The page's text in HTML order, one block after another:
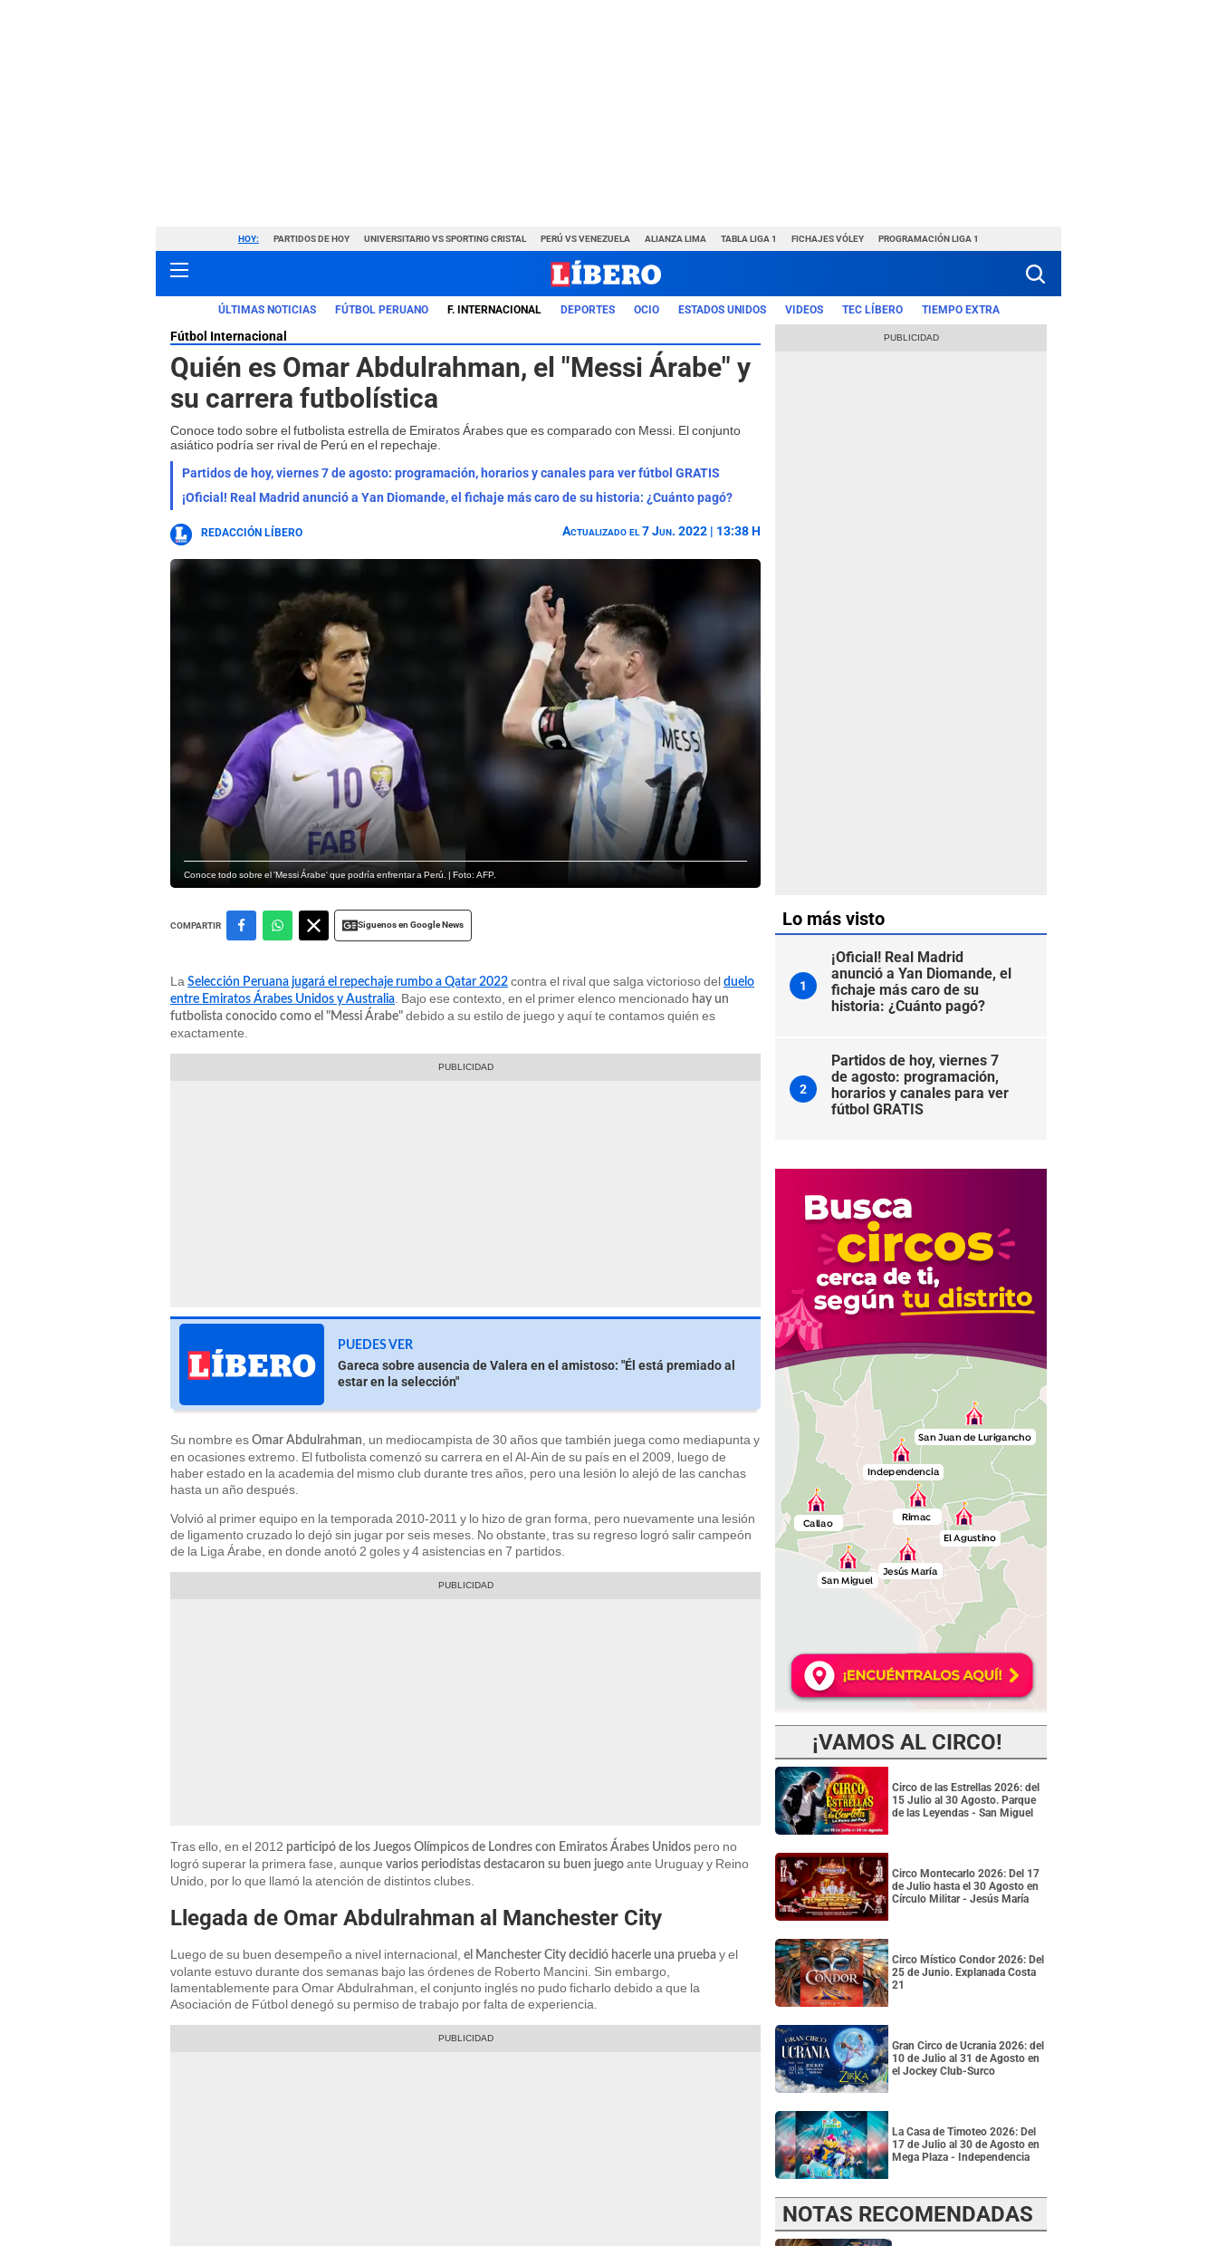
HOY: PARTIDOS DE HOY UNIVERSITARIO VS SPORTING CRISTAL PERÚ VS VENEZUELA ALIANZA LIMA TABLA LIGA 1 FICHAJES VÓLEY PROGRAMACIÓN LIGA 1
ÚLTIMAS NOTICIAS FÚTBOL PERUANO F. INTERNACIONAL DEPORTES OCIO ESTADOS UNIDOS VIDEOS TEC LÍBERO TIEMPO EXTRA
Fútbol Internacional
Quién es Omar Abdulrahman, el "Messi Árabe" y
su carrera futbolística
Conoce todo sobre el futbolista estrella de Emiratos Árabes que es comparado con Messi. El conjunto
asiático podría ser rival de Perú en el repechaje.
Partidos de hoy, viernes 7 de agosto: programación, horarios y canales para ver fútbol GRATIS
¡Oficial! Real Madrid anunció a Yan Diomande, el fichaje más caro de su historia: ¿Cuánto pagó?
REDACCIÓN LÍBERO Actualizado el 7 Jun. 2022 | 13:38 H
Conoce todo sobre el 'Messi Árabe' que podría enfrentar a Perú. | Foto: AFP.
COMPARTIR Siguenos en Google News
La Selección Peruana jugará el repechaje rumbo a Qatar 2022 contra el rival que salga victorioso del duelo
entre Emiratos Árabes Unidos y Australia . Bajo ese contexto, en el primer elenco mencionado hay un
futbolista conocido como el "Messi Árabe" debido a su estilo de juego y aquí te contamos quién es
exactamente.
PUEDES VER
Gareca sobre ausencia de Valera en el amistoso: "Él está premiado al
estar en la selección"
Su nombre es Omar Abdulrahman
, un mediocampista de 30 años que también juega como mediapunta y
en ocasiones extremo. El futbolista comenzó su carrera en el Al-Ain de su país en el 2009, luego de
haber estado en la academia del mismo club durante tres años, pero una lesión lo alejó de las canchas
hasta un año después.
Volvió al primer equipo en la temporada 2010-2011 y lo hizo de gran forma, pero nuevamente una lesión
de ligamento cruzado lo dejó sin jugar por seis meses. No obstante, tras su regreso logró salir campeón
de la Liga Árabe, en donde anotó 2 goles y 4 asistencias en 7 partidos.
Tras ello, en el 2012 participó de los Juegos Olímpicos de Londres con Emiratos Árabes Unidos pero no
logró superar la primera fase, aunque varios periodistas destacaron su buen juego ante Uruguay y Reino
Unido, por lo que llamó la atención de distintos clubes.
Llegada de Omar Abdulrahman al Manchester City
Luego de su buen desempeño a nivel internacional, el Manchester City decidió hacerle una prueba y el
volante estuvo durante dos semanas bajo las órdenes de Roberto Mancini. Sin embargo,
lamentablemente para Omar Abdulrahman, el conjunto inglés no pudo ficharlo debido a que la
Asociación de Fútbol denegó su permiso de trabajo por falta de experiencia.
Lo más visto
1
¡Oficial! Real Madrid
anunció a Yan Diomande, el
fichaje más caro de su
historia: ¿Cuánto pagó?
2
Partidos de hoy, viernes 7
de agosto: programación,
horarios y canales para ver
fútbol GRATIS
¡VAMOS AL CIRCO!
Circo de las Estrellas 2026: del
15 Julio al 30 Agosto. Parque
de las Leyendas - San Miguel
Circo Montecarlo 2026: Del 17
de Julio hasta el 30 Agosto en
Círculo Militar - Jesús María
Circo Místico Condor 2026: Del
25 de Junio. Explanada Costa
21
Gran Circo de Ucrania 2026: del
10 de Julio al 31 de Agosto en
el Jockey Club-Surco
La Casa de Timoteo 2026: Del
17 de Julio al 30 de Agosto en
Mega Plaza - Independencia
NOTAS RECOMENDADAS